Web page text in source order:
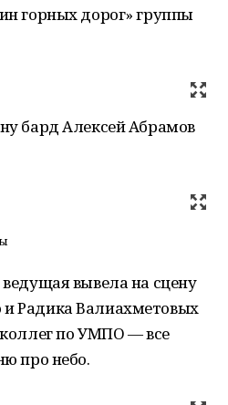
горных дорог» группы
бард Алексей Абрамов
вывела на сцену
Радика Валиахметовых
по УМПО — все
про небо.